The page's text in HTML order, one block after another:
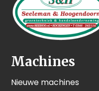
Machines
Nieuwe machines